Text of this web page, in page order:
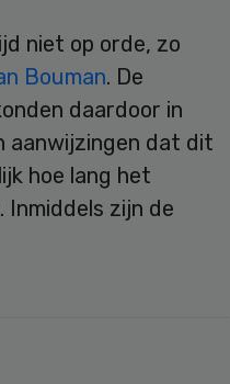
niet op orde, zo
Bouman. De
daardoor in
aanwijzingen dat dit
hoe lang het
zijn de